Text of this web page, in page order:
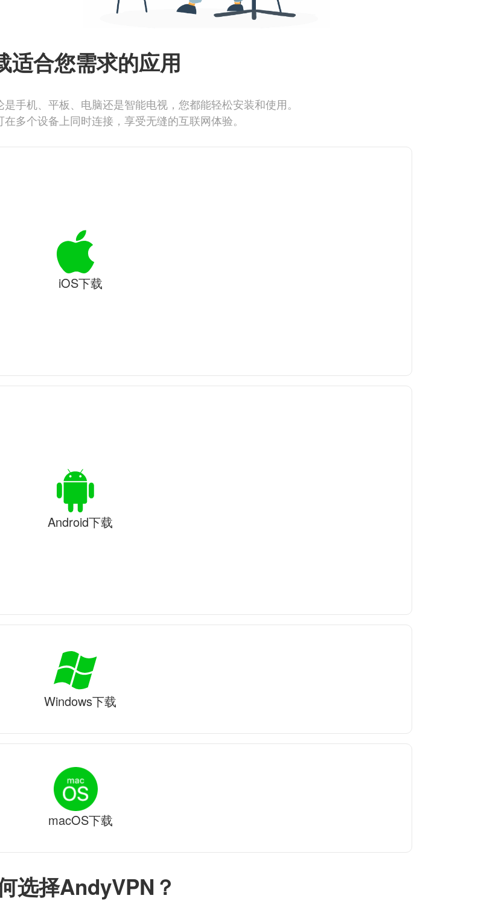
选择AndyVPN？
适合您需求的应用
手机、平板、电脑还是智能电视，您都能轻松安装和使用。
多个设备上同时连接，享受无缝的互联网体验。
iOS下载
Android下载
Windows下载
macOS下载